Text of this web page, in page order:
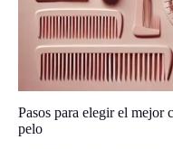
Pasos para elegir el mejor
pelo